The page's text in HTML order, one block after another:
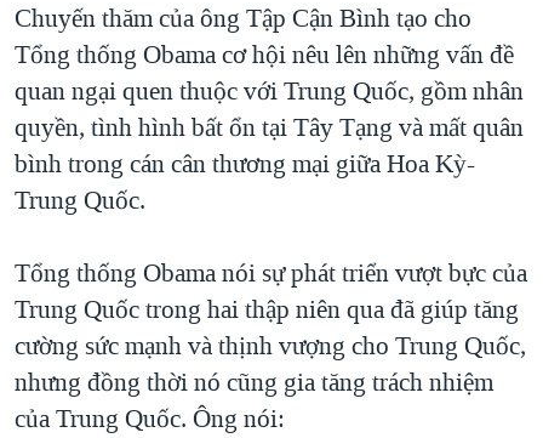
Chuyến thăm của ông Tập Cận Bình tạo cho
Tổng thống Obama cơ hội nêu lên những vấn đề
quan ngại quen thuộc với Trung Quốc, gồm nhân
quyền, tình hình bất ổn tại Tây Tạng và mất quân
bình trong cán cân thương mại giữa Hoa Kỳ-
Trung Quốc.
Tổng thống Obama nói sự phát triển vượt bực của
Trung Quốc trong hai thập niên qua đã giúp tăng
cường sức mạnh và thịnh vượng cho Trung Quốc,
nhưng đồng thời nó cũng gia tăng trách nhiệm
của Trung Quốc. Ông nói: